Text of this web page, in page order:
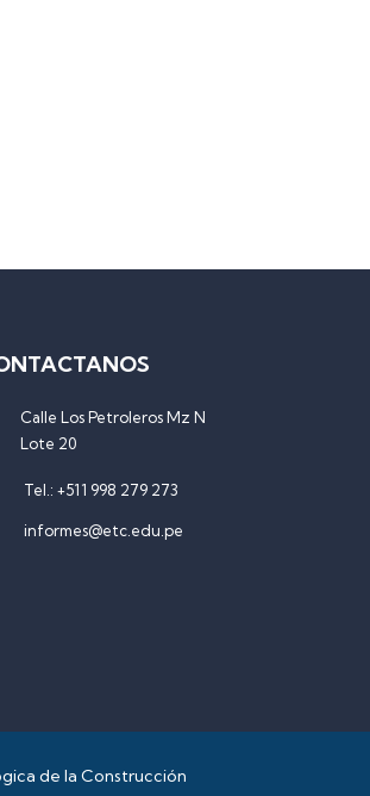
Calle Los Petroleros Mz N
Lote 20
Tel.: +511 998 279 273
informes@etc.edu.pe
de la Construcción